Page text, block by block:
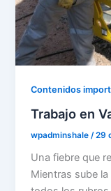
Contenidos
Trabajo en
wpadminshale /29
Una fiebre que
Mientras sube